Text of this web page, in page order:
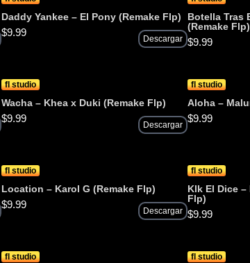
Daddy Yankee – El Pony (Remake Flp)
$9.99
Descargar
Botella Tras
(Remake Flp)
$9.99
fl studio
Wacha – Khea x Duki (Remake Flp)
$9.99
Descargar
fl studio
Aloha –
$9.99
fl studio
Location – Karol G (Remake Flp)
$9.99
Descargar
fl studio
Klk El Dice –
Flp)
$9.99
fl studio fl studio